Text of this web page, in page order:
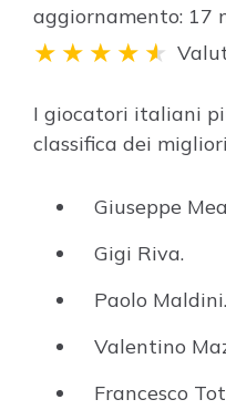
aggiornamento: 17
I giocatori italiani
classifica dei migliori
Giuseppe
Gigi Riva.
Paolo Maldini.
Valentino
Francesco